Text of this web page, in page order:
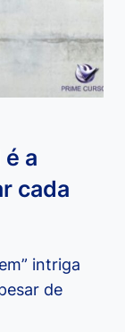
a
cada
intriga
de